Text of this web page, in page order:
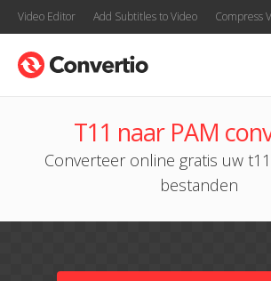
Video Editor Add Subtitles to Video Compress
T11 naar PAM
Converteer online gratis uw
bestanden